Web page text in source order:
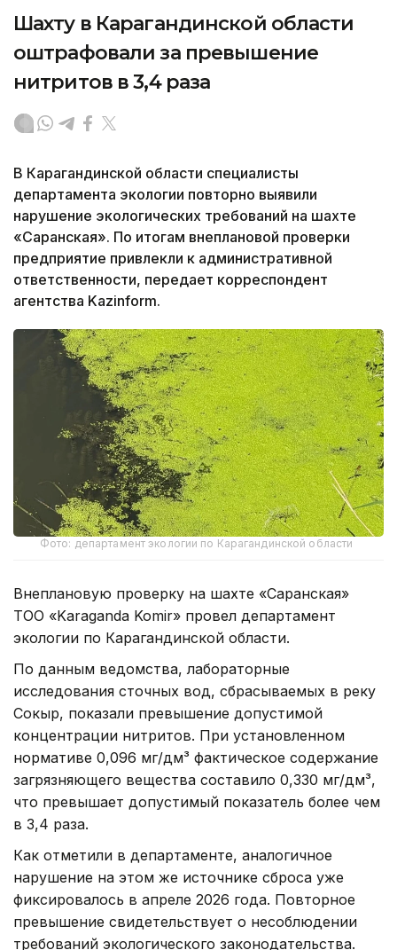
Шахту в Карагандинской области
оштрафовали за превышение
нитритов в 3,4 раза
В Карагандинской области специалисты
департамента экологии повторно выявили
нарушение экологических требований на шахте
«Саранская». По итогам внеплановой проверки
предприятие привлекли к административной
ответственности, передает корреспондент
агентства Kazinform.
Фото: департамент экологии по Карагандинской области
Внеплановую проверку на шахте «Саранская»
ТОО «Karaganda Komir» провел департамент
экологии по Карагандинской области.
По данным ведомства, лабораторные
исследования сточных вод, сбрасываемых в реку
Сокыр, показали превышение допустимой
концентрации нитритов. При установленном
нормативе 0,096 мг/дм³ фактическое содержание
загрязняющего вещества составило 0,330 мг/дм³,
что превышает допустимый показатель более чем
в 3,4 раза.
Как отметили в департаменте, аналогичное
нарушение на этом же источнике сброса уже
фиксировалось в апреле 2026 года. Повторное
превышение свидетельствует о несоблюдении
требований экологического законодательства.